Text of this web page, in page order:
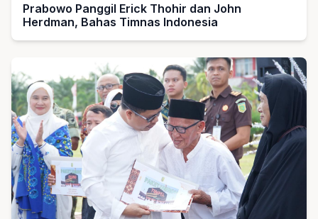
Prabowo Panggil Erick Thohir dan John
Herdman, Bahas Timnas Indonesia